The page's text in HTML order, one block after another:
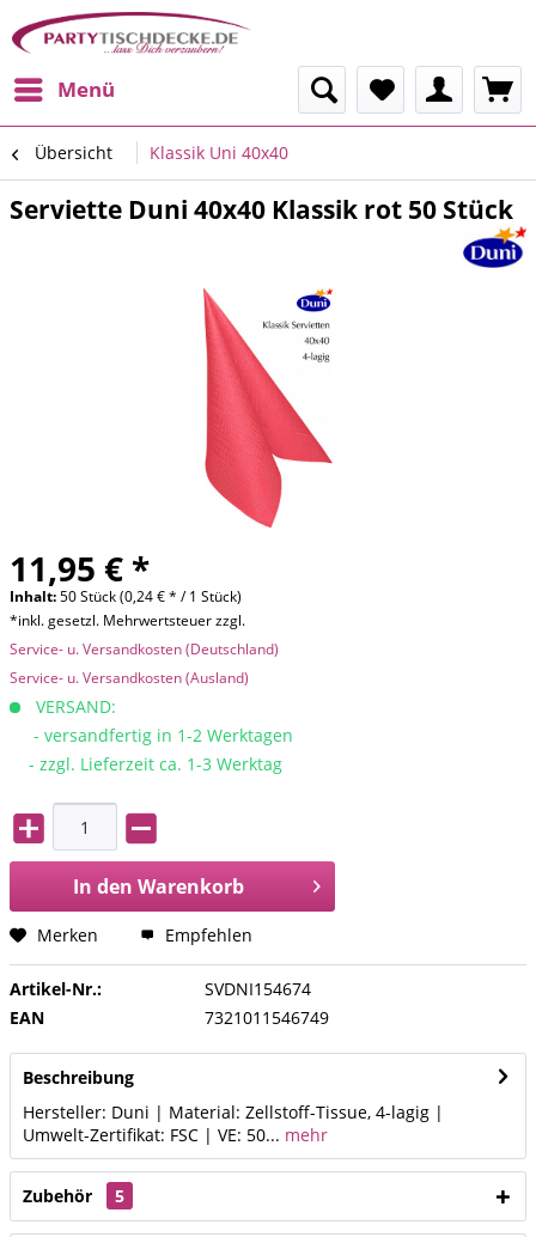
Menü
Übersicht Klassik Uni 40x40
Serviette Duni 40x40 Klassik rot 50 Stück
11,95 € *
Inhalt:50 Stück (0,24 € * / 1 Stück)
*inkl. gesetzl. Mehrwertsteuer zzgl.
Service- u. Versandkosten (Deutschland)
Service- u. Versandkosten (Ausland)
VERSAND:
- versandfertig in 1-2 Werktagen
- zzgl. Lieferzeit ca. 1-3 Werktag
In den Warenkorb
Merken Empfehlen
Artikel-Nr.:
SVDNI154674
EAN
7321011546749
Beschreibung
Hersteller: Duni | Material: Zellstoff-Tissue, 4-lagig |
Umwelt-Zertifikat: FSC | VE: 50... mehr
Zubehör 5